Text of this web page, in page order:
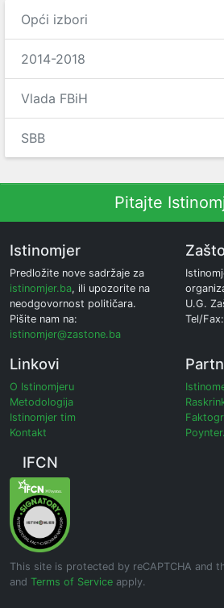
Opći izbori
2014-2018
Vlada FBiH
SBB
Pitajte
Istinomjer
Predložite nove sadržaje za
istinomjer.ba, ili upozorite na
neodgovornost političara.
Pišite nam na:
istinomjer@zastone.ba
U.G.
Tel/
Linkovi
O Istinomjeru
Metodologija
Istinomjer tim
Kontakt
IFCN
This site is protected by reCAPTCHA and
and Terms of Service apply.